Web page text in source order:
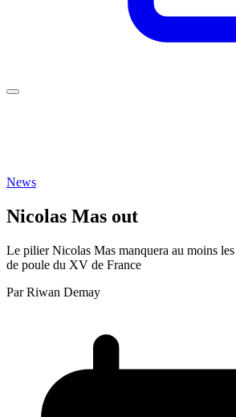
News
Nicolas Mas out
Le pilier Nicolas Mas manquera au moins
de poule du XV de France
Par Riwan Demay